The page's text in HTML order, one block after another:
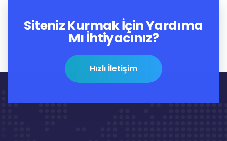
Siteniz Kurmak İçin Yardıma
Mı İhtiyacınız?
Hızlı İletişim